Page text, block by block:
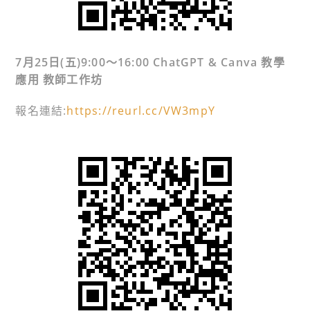
7月25日(五)9:00〜16:00 ChatGPT & Canva 教學
應用 教師工作坊
報名連結:https://reurl.cc/VW3mpY